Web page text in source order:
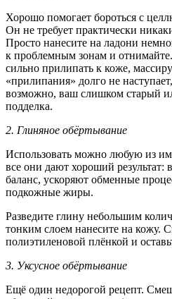
Хорошо помогает бороться с
Он не требует практически
Просто нанесите на ладони
к проблемным зонам и
сильно прилипать к коже,
«прилипания» долго не
возможно, ваш слишком старый
подделка.
2. Глиняное обёртывание
Использовать можно любую из
все они дают хороший результат:
баланс, ускоряют обменные
подкожные жиры.
Разведите глину небольшим
тонким слоем нанесите на кожу.
полиэтиленовой плёнкой и
3. Уксусное обёртывание
Ещё один недорогой рецепт.